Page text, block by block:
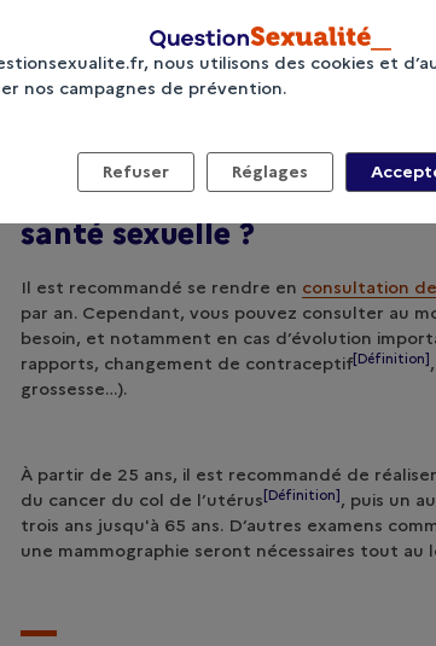
Trouver un
professionnel
Quelle doit être la
santé sexuelle ?
Il est recommandé se rendre en consultation
par an. Cependant, vous pouvez consulter au
besoin, et notamment en cas d’évolution
rapports, changement de contraceptif[Définition]
grossesse…).
À partir de 25 ans, il est recommandé de
du cancer du col de l’utérus [Définition] , puis un
trois ans jusqu'à 65 ans. D’autres examens
une mammographie seront nécessaires tout au
nous utilisons des cookies et
nos campagnes de prévention.
Refuser Réglages